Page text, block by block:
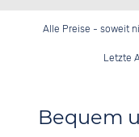
Alle Preise - soweit
Letzte
Bequem